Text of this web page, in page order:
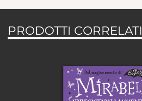
PRODOTTI CORRELATI